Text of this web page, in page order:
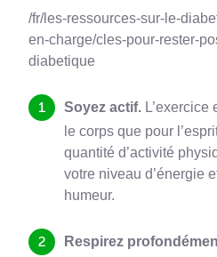
/fr/les-ressources-sur-le-
en-charge/cles-pour-rester-
diabetique
Soyez actif.
le corps que pour
quantité d’activité
votre niveau d’énergie
humeur.
Respirez